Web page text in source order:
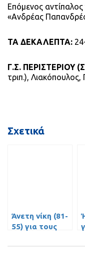
Επόμενος αντίπαλος
«Ανδρέας
ΤΑ ΔΕΚΑΛΕΠΤΑ:
Γ.Σ. ΠΕΡΙΣΤΕΡΙΟΥ
τριπ.),
Σχετικά
Άνετη νίκη (81-
55) για τους
Πλάτωνα